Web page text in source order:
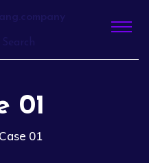
Search
01
Case 01